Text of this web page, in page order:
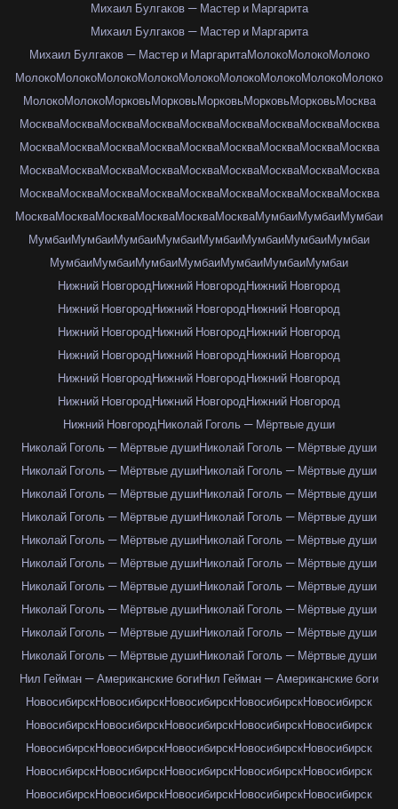
Михаил Булгаков — Мастер и Маргарита
Михаил Булгаков — Мастер и Маргарита
Михаил Булгаков — Мастер и МаргаритаМолокоМолокоМолоко
МолокоМолокоМолокоМолокоМолокоМолокоМолокоМолокоМолоко
МолокоМолокоМорковьМорковьМорковьМорковьМорковьМосква
МоскваМоскваМоскваМоскваМоскваМоскваМоскваМоскваМосква
МоскваМоскваМоскваМоскваМоскваМоскваМоскваМоскваМосква
МоскваМоскваМоскваМоскваМоскваМоскваМоскваМоскваМосква
МоскваМоскваМоскваМоскваМоскваМоскваМоскваМоскваМосква
МоскваМоскваМоскваМоскваМоскваМоскваМумбаиМумбаиМумбаи
МумбаиМумбаиМумбаиМумбаиМумбаиМумбаиМумбаиМумбаи
МумбаиМумбаиМумбаиМумбаиМумбаиМумбаиМумбаи
Нижний НовгородНижний НовгородНижний Новгород
Нижний НовгородНижний НовгородНижний Новгород
Нижний НовгородНижний НовгородНижний Новгород
Нижний НовгородНижний НовгородНижний Новгород
Нижний НовгородНижний НовгородНижний Новгород
Нижний НовгородНижний НовгородНижний Новгород
Нижний НовгородНиколай Гоголь — Мёртвые души
Николай Гоголь — Мёртвые душиНиколай Гоголь — Мёртвые души
Николай Гоголь — Мёртвые душиНиколай Гоголь — Мёртвые души
Николай Гоголь — Мёртвые душиНиколай Гоголь — Мёртвые души
Николай Гоголь — Мёртвые душиНиколай Гоголь — Мёртвые души
Николай Гоголь — Мёртвые душиНиколай Гоголь — Мёртвые души
Николай Гоголь — Мёртвые душиНиколай Гоголь — Мёртвые души
Николай Гоголь — Мёртвые душиНиколай Гоголь — Мёртвые души
Николай Гоголь — Мёртвые душиНиколай Гоголь — Мёртвые души
Николай Гоголь — Мёртвые душиНиколай Гоголь — Мёртвые души
Николай Гоголь — Мёртвые душиНиколай Гоголь — Мёртвые души
Нил Гейман — Американские богиНил Гейман — Американские боги
НовосибирскНовосибирскНовосибирскНовосибирскНовосибирск
НовосибирскНовосибирскНовосибирскНовосибирскНовосибирск
НовосибирскНовосибирскНовосибирскНовосибирскНовосибирск
НовосибирскНовосибирскНовосибирскНовосибирскНовосибирск
НовосибирскНовосибирскНовосибирскНовосибирскНовосибирск